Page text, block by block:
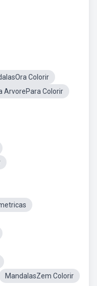
Colorir
ArvorePara Colorir
MandalasZem Colorir